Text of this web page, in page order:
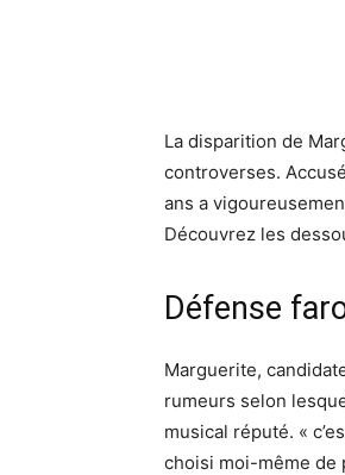
La disparition de
controverses.
ans a
Découvrez les
Défense
Marguerite,
rumeurs selon
musical réputé. «
choisi moi-même de